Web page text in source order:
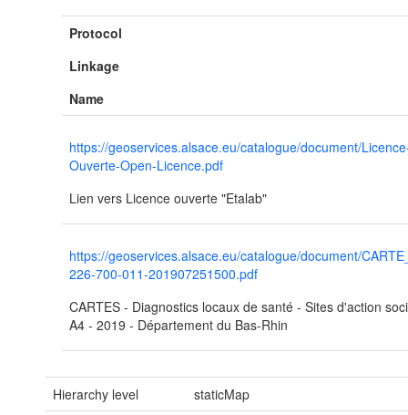
Protocol
Linkage
Name
https://geoservices.alsace.eu/catalogue/document/
Ouverte-Open-Licence.pdf
Lien vers Licence ouverte "Etalab"
https://geoservices.alsace.eu/catalogue/document/
226-700-011-201907251500.pdf
CARTES - Diagnostics locaux de santé - Sites d'action
A4 - 2019 - Département du Bas-Rhin
Hierarchy level
staticMap